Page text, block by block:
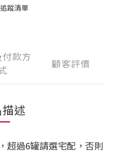
蹤清單
款方
顧客評價
述
超過6罐請選宅配，否則